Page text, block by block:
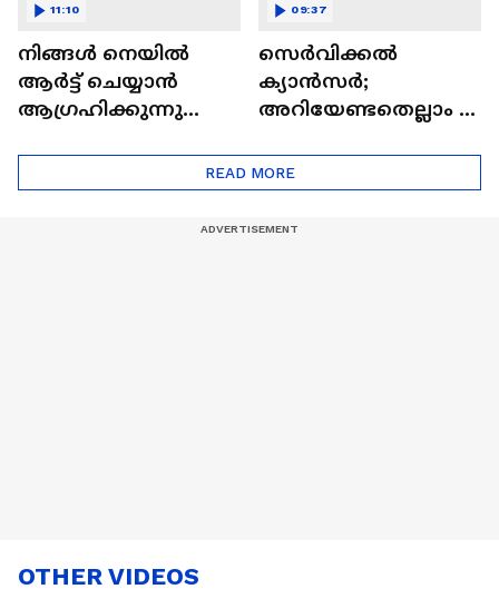
നിങ്ങൾ നെയിൽ
ആർട്ട് ചെയ്യാൻ
ആഗ്രഹിക്കുന്നുണ്ടോ
ട്രെൻഡിനെക്കുറിച്ച് |
Nail Art | Trends Cafe
11:10
സെർവിക്കൽ
ക്യാൻസർ;
അറിയേണ്ടതെല്ലാം |
Cancer
09:37
READ MORE
OTHER VIDEOS